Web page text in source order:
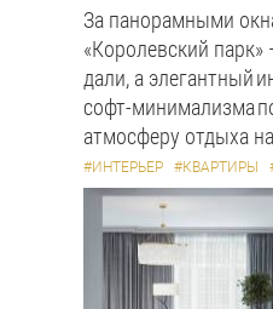
За панорамными
«Королевский
дали, а элегантный
софт-минимализма
атмосферу отдыха
#ИНТЕРЬЕР #КВАРТИРЫ